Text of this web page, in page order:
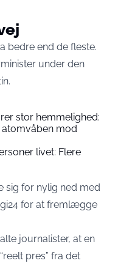
bedre end de fleste.
under den
stor hemmelighed:
atomvåben mod
livet: Flere
sig for nylig ned med
for at fremlægge
journalister, at en
pres” fra det